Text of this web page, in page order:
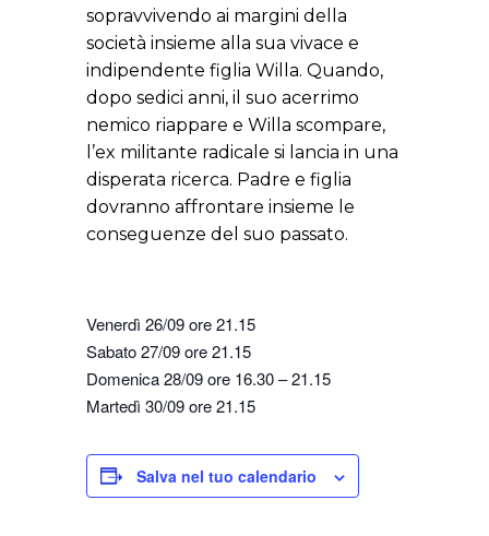
sopravvivendo ai margini della
società insieme alla sua vivace e
indipendente figlia Willa. Quando,
dopo sedici anni, il suo acerrimo
nemico riappare e Willa scompare,
l’ex militante radicale si lancia in una
disperata ricerca. Padre e figlia
dovranno affrontare insieme le
conseguenze del suo passato.
Venerdì 26/09 ore 21.15
Sabato 27/09 ore 21.15
Domenica 28/09 ore 16.30 – 21.15
Martedì 30/09 ore 21.15
Salva nel tuo calendario